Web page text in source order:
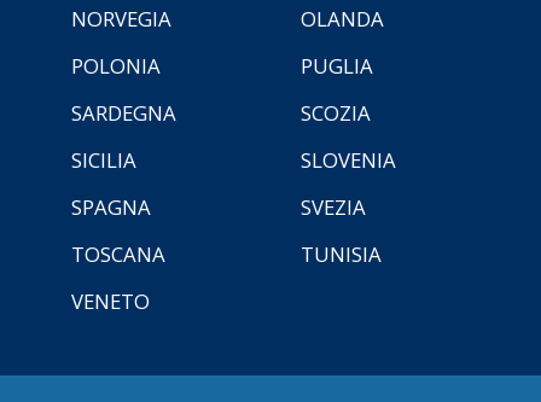
NORVEGIA
OLANDA
POLONIA
PUGLIA
SARDEGNA
SCOZIA
SICILIA
SLOVENIA
SPAGNA
SVEZIA
TOSCANA
TUNISIA
VENETO